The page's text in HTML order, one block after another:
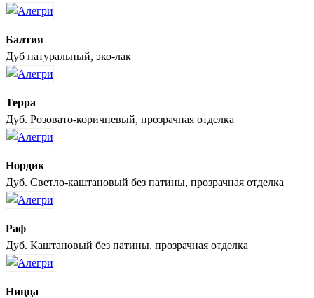
Балтия
Дуб натуральный, эко-лак
Терра
Дуб. Розовато-коричневый, прозрачная отделка
Нордик
Дуб. Светло-каштановый без патины, прозрачная отделка
Раф
Дуб. Каштановый без патины, прозрачная отделка
Ницца